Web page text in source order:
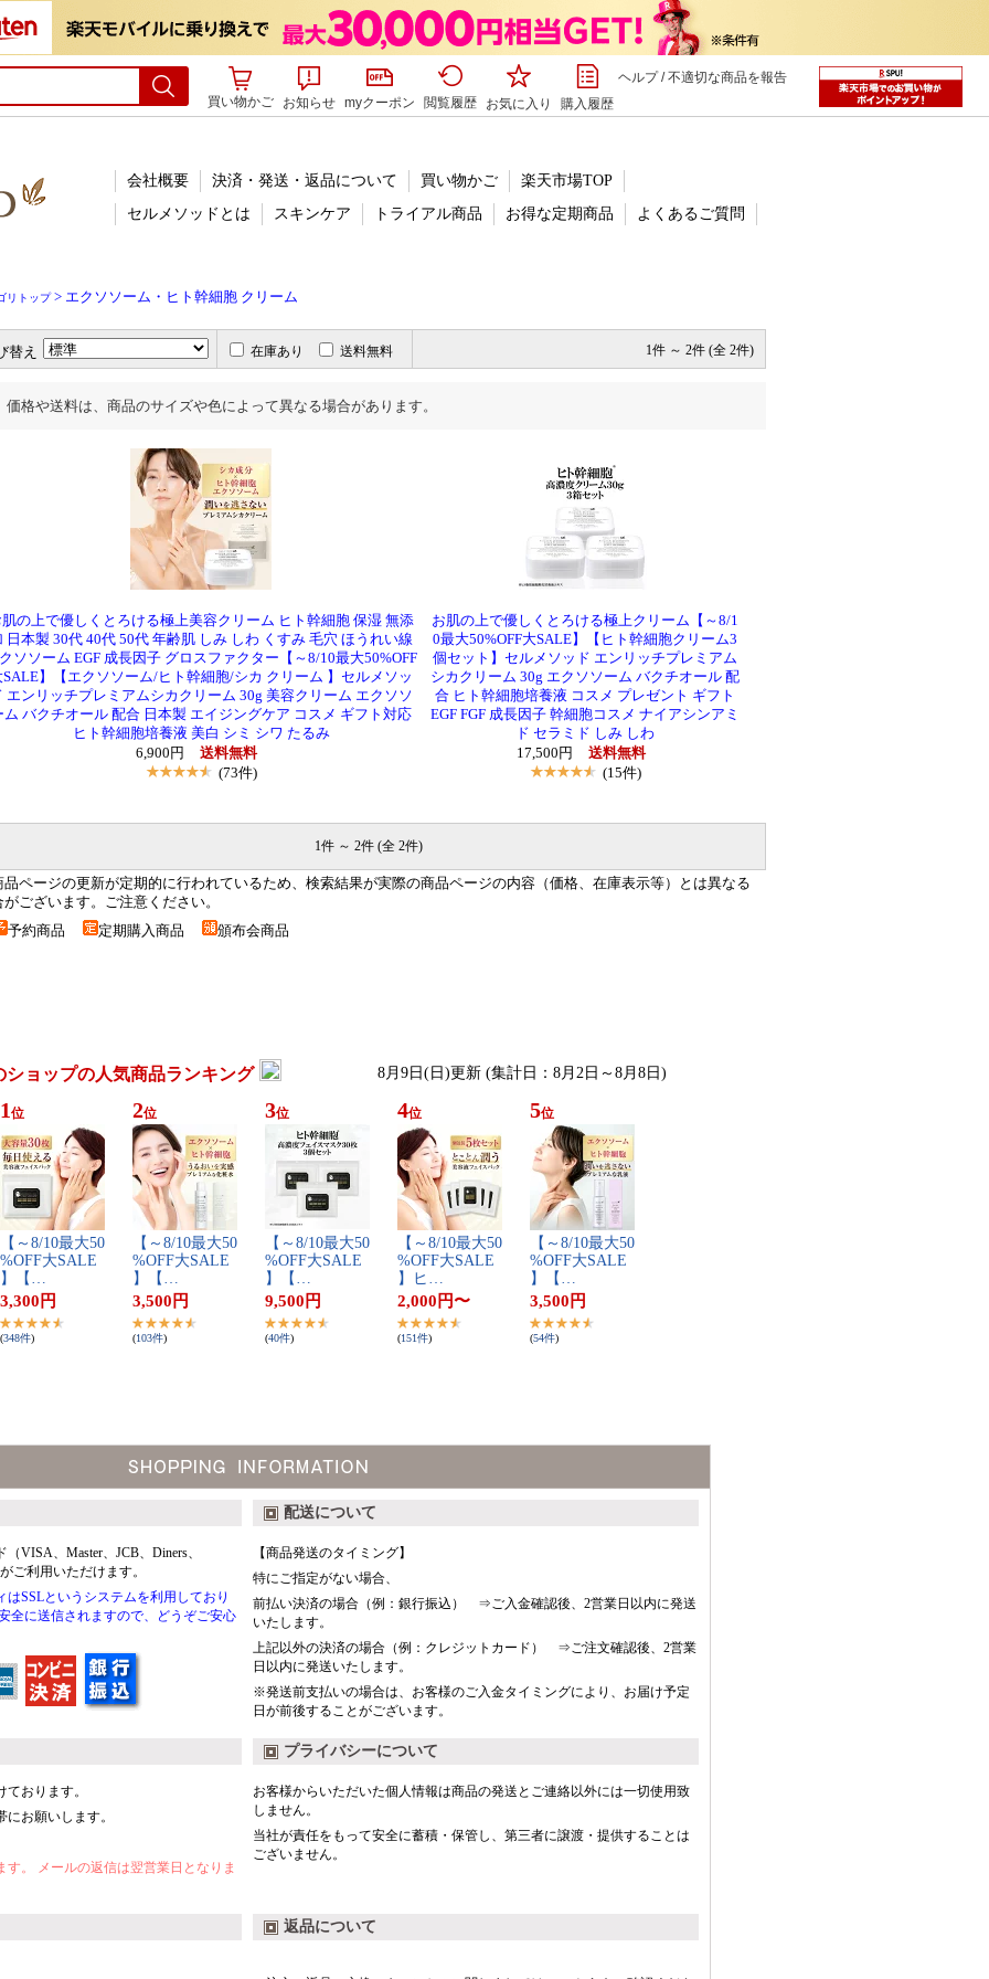
買い物かご お知らせ myクーポン 閲覧履歴 お気に入り 購入履歴
ヘルプ/不適切な商品を報告
会社概要 決済・発送・返品について 買い物かご
楽天市場TOP
セルメソッドとは
スキンケア トライアル商品 お得な定期商品 よくあるご質問
リトップ> エクソソーム・ヒト幹細胞 クリーム
替え 在庫あり 送料無料 1件 ～ 2件 (全 2件)
価格や送料は、商品のサイズや色によって異なる場合があります。
の上で優しくとろける極上美容クリーム ヒト幹細胞 保湿 無添
日本製 30代 40代 50代 年齢肌 しみ しわ くすみ 毛穴 ほうれい線
ソソーム EGF 成長因子 グロスファクター【～8/10最大50%OFF
SALE】【エクソソーム/ヒト幹細胞/シカ クリーム 】セルメソッ
エンリッチプレミアムシカクリーム 30g 美容クリーム エクソソ
ム バクチオール 配合 日本製 エイジングケア コスメ ギフト対応
ヒト幹細胞培養液 美白 シミ シワ たるみ
6,900円
送料無料
(73件)
お肌の上で優しくとろける極上クリーム【～8/1
0最大50%OFF大SALE】【ヒト幹細胞クリーム3
個セット】セルメソッド エンリッチプレミアム
シカクリーム 30g エクソソーム バクチオール 配
合 ヒト幹細胞培養液 コスメ プレゼント ギフト
EGF FGF 成長因子 幹細胞コスメ ナイアシンアミ
ド セラミド しみ しわ
17,500円
送料無料
(15件)
1件 ～ 2件 (全 2件)
ページの更新が定期的に行われているため、検索結果が実際の商品ページの内容（価格、在庫表示等）とは異なる
がございます。ご注意ください。
予約商品 定期購入商品 頒布会商品
ショップの人気商品ランキング 8月9日(日)更新 (集計日：8月2日～8月8日)
1 位
【​～​8​/​1​0​最​大​5​0​
%​O​F​F​大​S​A​L​E​
】​【​…
3,300 円
(348件)
2位
【​～​8​/​1​0​最​大​5​0​
%​O​F​F​大​S​A​L​E​
】​【​…
3,500 円
(103件)
3位
【​～​8​/​1​0​最​大​5​0​
%​O​F​F​大​S​A​L​E​
】​【​…
9,500 円
(40件)
4位
【​～​8​/​1​0​最​大​5​0​
%​O​F​F​大​S​A​L​E​
】​ヒ​…
2,000 円〜
(151件)
5位
【​～​8​/​1​0​最​大​5​0​
%​O​F​F​大​S​A​L​E​
】​【​…
3,500 円
(54件)
配送について
VISA、Master、JCB、Diners、
ご利用いただけます。
SSLというシステムを利用しており
全に送信されますので、どうぞご安心
【商品発送のタイミング】
特にご指定がない場合、
前払い決済の場合（例：銀行振込） ⇒ご入金確認後、2営業日以内に発送
いたします。
上記以外の決済の場合（例：クレジットカード） ⇒ご注文確認後、2営業
日以内に発送いたします。
※発送前支払いの場合は、お客様のご入金タイミングにより、お届け予定
日が前後することがございます。
プライバシーについて
おります。
お願いします。
。 メールの返信は翌営業日となりま
お客様からいただいた個人情報は商品の発送とご連絡以外には一切使用致
しません。
当社が責任をもって安全に蓄積・保管し、第三者に譲渡・提供することは
ございません。
返品について